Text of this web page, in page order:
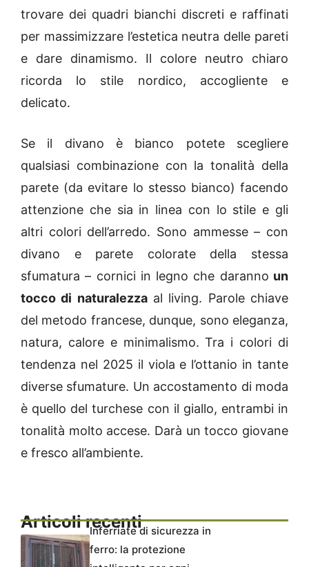
trovare dei quadri bianchi discreti e raffinati
per massimizzare l’estetica neutra delle pareti
e dare dinamismo. Il colore neutro chiaro
ricorda lo stile nordico, accogliente e
delicato.
Se il divano è bianco potete scegliere
qualsiasi combinazione con la tonalità della
parete (da evitare lo stesso bianco) facendo
attenzione che sia in linea con lo stile e gli
altri colori dell’arredo. Sono ammesse – con
divano e parete colorate della stessa
sfumatura – cornici in legno che daranno un
tocco di naturalezzaal living. Parole chiave
del metodo francese, dunque, sono eleganza,
natura, calore e minimalismo. Tra i colori di
tendenza nel 2025 il viola e l’ottanio in tante
diverse sfumature. Un accostamento di moda
è quello del turchese con il giallo, entrambi in
tonalità molto accese. Darà un tocco giovane
e fresco all’ambiente.
Articoli recentiInferriate di sicurezza in
ferro: la protezione